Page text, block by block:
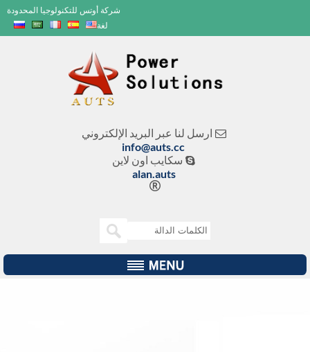
شركة أوتس للتكنولوجيا المحدودة
ارسل لنا عبر البريد الإلكتروني
info@auts.cc
سكايب اون لاين